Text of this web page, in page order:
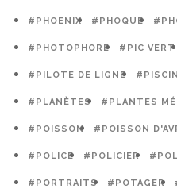
#PHOENIX #PHOQUE
#PHOTOPHORE #PIC VERT
#PILOTE DE LIGNE
#PLANÈTES #PLANTES
#POISSON #POISSON
#POLICE #POLICIER
#PORTRAITS #POTAGER